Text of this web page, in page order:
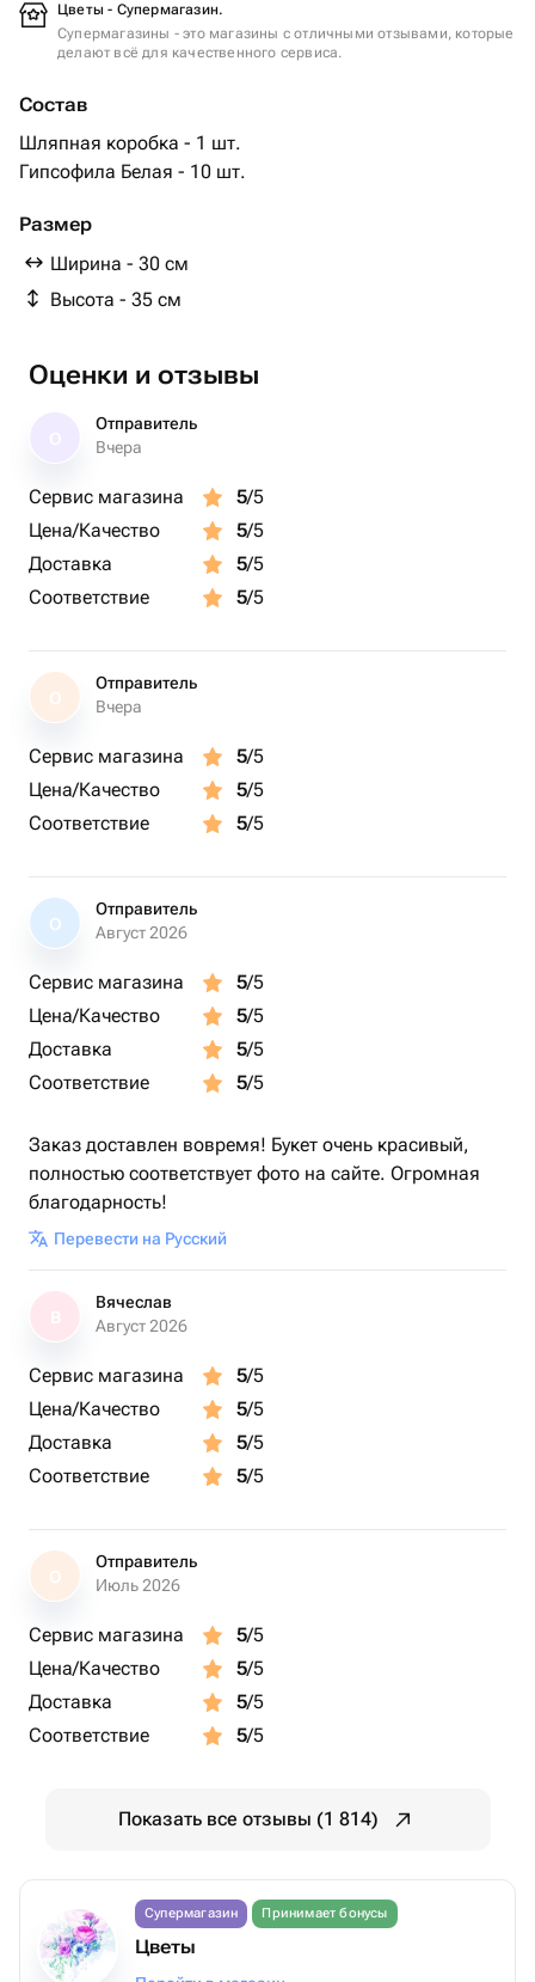
Цветы - Супермагазин.
Супермагазины - это магазины с отличными отзывами, которые
делают всё для качественного сервиса.
Состав
Шляпная коробка - 1 шт.
Гипсофила Белая - 10 шт.
Размер
Ширина - 30 см
Высота - 35 см
Оценки и отзывы
Отправитель
Вчера
Сервис магазина 5/5
Цена/Качество
5/5
Доставка
5/5
Соответствие
5/5
О
Отправитель
Вчера
Сервис магазина 5/5
Цена/Качество
5/5
Соответствие
5/5
О
Отправитель
Август 2026
Сервис магазина 5/5
Цена/Качество
5/5
Доставка
5/5
Соответствие
5/5
Заказ доставлен вовремя! Букет очень красивый,
полностью соответствует фото на сайте. Огромная
благодарность!
Перевести на Русский
Вячеслав
Август 2026
Сервис магазина 5/5
Цена/Качество
5/5
Доставка
5/5
Соответствие
5/5
О
Отправитель
Июль 2026
Сервис магазина 5/5
Цена/Качество
5/5
Доставка
5/5
Соответствие
5/5
Показать все отзывы (1 814)
Супермагазин Принимает бонусы
Цветы